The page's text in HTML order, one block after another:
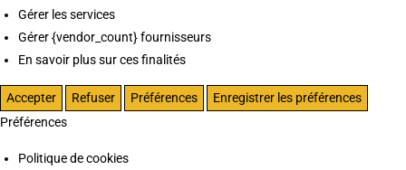
Gérer les services
Gérer {vendor_count} fournisseurs
En savoir plus sur ces finalités
Accepter Refuser Préférences
Enregistrer les préférences
Préférences
Politique de cookies